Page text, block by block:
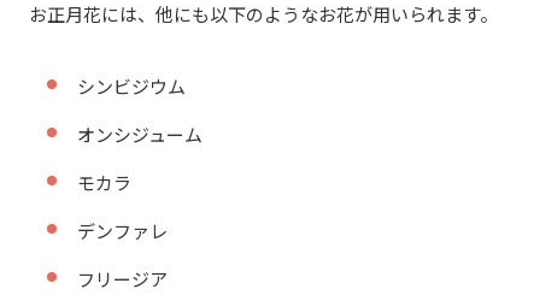
お正月花には、他にも以下のようなお花が用いられます。
シンビジウム
オンシジューム
モカラ
デンファレ
フリージア